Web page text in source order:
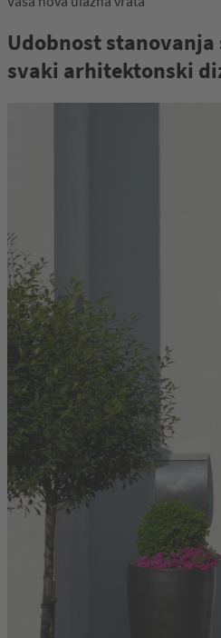
Udobnost stanovanja
svaki arhitektonski